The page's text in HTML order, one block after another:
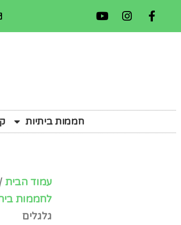
חממות ביתיות
עמוד הבית /
לחממות
גלגלים